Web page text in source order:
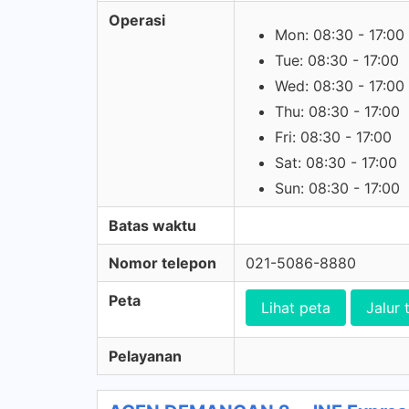
Operasi
Mon: 08:30 - 17:00
Tue: 08:30 - 17:00
Wed: 08:30 - 17:00
Thu: 08:30 - 17:00
Fri: 08:30 - 17:00
Sat: 08:30 - 17:00
Sun: 08:30 - 17:00
Batas waktu
Nomor telepon 021-5086-8880
Peta Lihat peta Jalur
Pelayanan